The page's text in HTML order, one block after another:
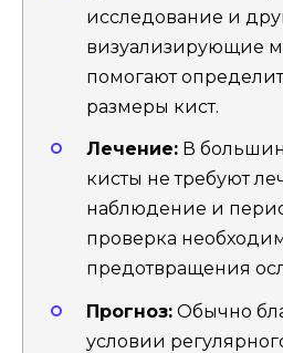
исследование и
визуализирующие
помогают
размеры кист.
Лечение: В
кисты не требуют
наблюдение и
проверка
предотвращения
Прогноз: Обычно
условии